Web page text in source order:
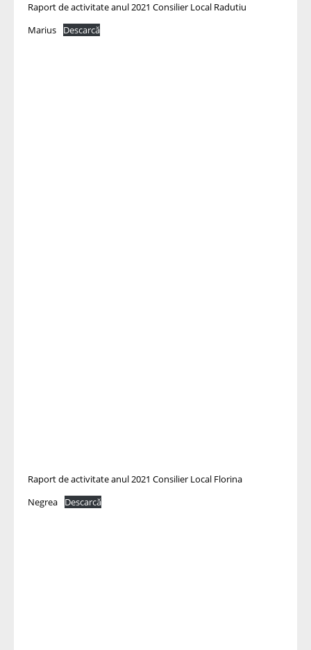
Raport de activitate anul 2021 Consilier Local Radutiu
Marius
Descarcă
Raport de activitate anul 2021 Consilier Local Florina
Negrea
Descarcă